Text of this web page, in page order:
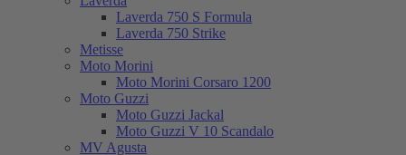
Laverda 750 S Formula
Laverda 750 Strike
Metisse
Moto Morini
Moto Morini Corsaro 1200
Moto Guzzi
Moto Guzzi Jackal
Moto Guzzi V 10 Scandalo
MV Agusta